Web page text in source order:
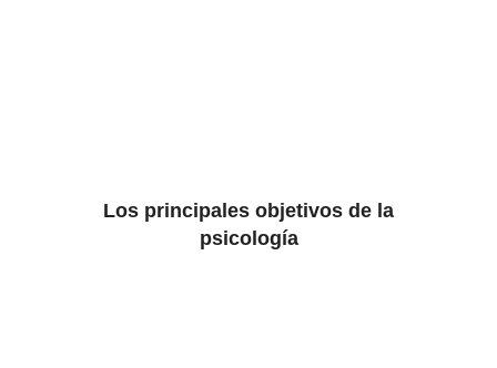
Los principales objetivos de la
psicología